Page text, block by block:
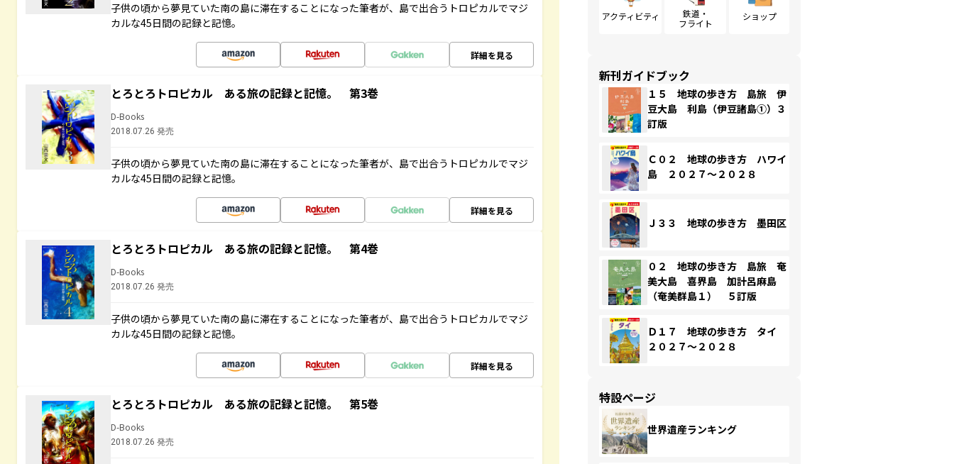
子供の頃から夢見ていた南の島に滞在することになった筆者が、島で出合うトロピカルでマジ
カルな45日間の記録と記憶。
詳細を見る
とろとろトロピカル ある旅の記録と記憶。 第3巻
D-Books
2018.07.26 発売
子供の頃から夢見ていた南の島に滞在することになった筆者が、島で出合うトロピカルでマジ
カルな45日間の記録と記憶。
詳細を見る
とろとろトロピカル ある旅の記録と記憶。 第4巻
D-Books
2018.07.26 発売
子供の頃から夢見ていた南の島に滞在することになった筆者が、島で出合うトロピカルでマジ
カルな45日間の記録と記憶。
詳細を見る
とろとろトロピカル ある旅の記録と記憶。 第5巻
D-Books
2018.07.26 発売
アクティビティ
鉄道・
フライト
ショップ
新刊ガイドブック
１５ 地球の歩き方 島旅 伊
豆大島 利島（伊豆諸島①）３
訂版
Ｃ０２ 地球の歩き方 ハワイ
島 ２０２７～２０２８
Ｊ３３ 地球の歩き方 墨田区
０２ 地球の歩き方 島旅 奄
美大島 喜界島 加計呂麻島
（奄美群島１） ５訂版
Ｄ１７ 地球の歩き方 タイ
２０２７～２０２８
特設ページ
世界遺産ランキング